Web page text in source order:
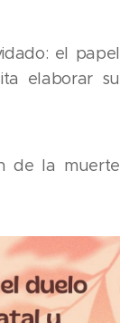
el papel
elaborar su
de la muerte